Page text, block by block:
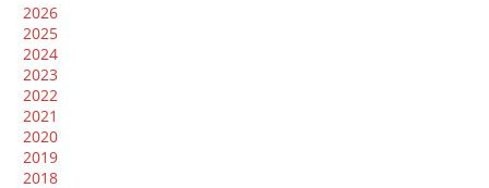
2026
2025
2024
2023
2022
2021
2020
2019
2018